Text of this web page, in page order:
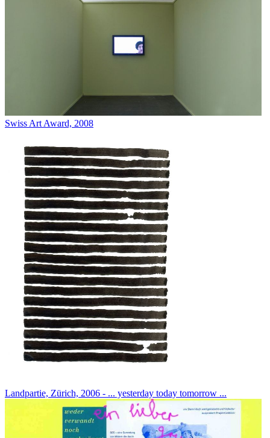
Swiss Art Award, 2008
Landpartie, Zürich, 2006 - ... yesterday today tomorrow ...